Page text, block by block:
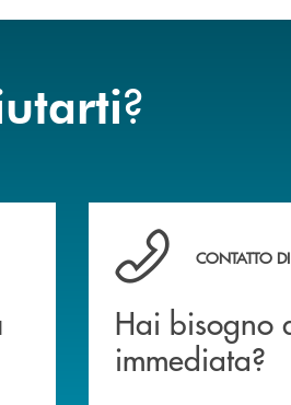
?
Hai bisogno di
CONTATTO
Hai bisogno
immediata?